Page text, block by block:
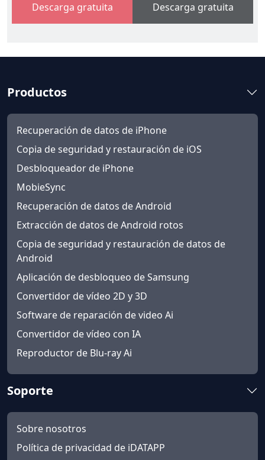
Descarga gratuita Descarga gratuita
Productos
Recuperación de datos de iPhone
Copia de seguridad y restauración de iOS
Desbloqueador de iPhone
MobieSync
Recuperación de datos de Android
Extracción de datos de Android rotos
Copia de seguridad y restauración de datos de
Android
Aplicación de desbloqueo de Samsung
Convertidor de vídeo 2D y 3D
Software de reparación de video Ai
Convertidor de vídeo con IA
Reproductor de Blu-ray Ai
Soporte
Sobre nosotros
Política de privacidad de iDATAPP